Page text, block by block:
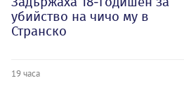
убийство на чичо му в
Странско
19 часа